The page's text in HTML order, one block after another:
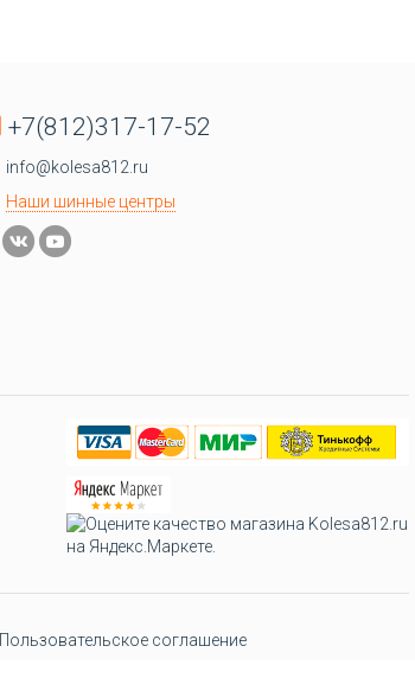
+7(812)317-17-52
info@kolesa812.ru
Наши шинные центры
Пользовательское соглашение